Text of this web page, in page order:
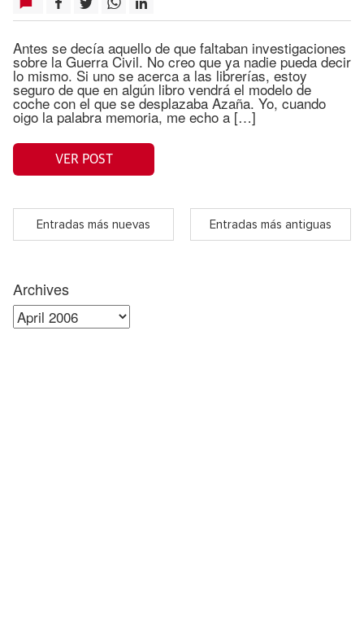
Antes se decía aquello de que faltaban investigaciones
sobre la Guerra Civil. No creo que ya nadie pueda decir
lo mismo. Si uno se acerca a las librerías, estoy
seguro de que en algún libro vendrá el modelo de
coche con el que se desplazaba Azaña. Yo, cuando
oigo la palabra memoria, me echo a […]
VER POST
Entradas más nuevas Entradas más antiguas
Archives
Archives